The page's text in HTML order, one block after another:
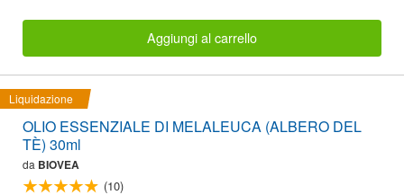
Aggiungi al carrello
Liquidazione
OLIO ESSENZIALE DI MELALEUCA (ALBERO DEL
TÈ) 30ml
da BIOVEA
(10)